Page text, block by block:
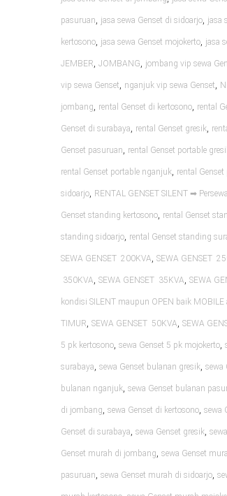
pasuruan, jasa sewa Genset di sidoarjo, jasa
kertosono, jasa sewa Genset mojokerto, jasa
JEMBER, JOMBANG, jombang vip sewa
vip sewa Genset, nganjuk vip sewa Genset,
jombang, rental Genset di kertosono, rental
Genset di surabaya, rental Genset gresik,
Genset pasuruan, rental Genset portable
rental Genset portable nganjuk, rental
sidoarjo, RENTAL GENSET SILENT ➡
Genset standing kertosono, rental Genset
standing sidoarjo, rental Genset standing
SEWA GENSET 200KVA, SEWA GENSET
350KVA, SEWA GENSET 35KVA, SEWA
kondisi SILENT maupun OPEN baik
TIMUR, SEWA GENSET 50KVA, SEWA
5 pk kertosono, sewa Genset 5 pk mojokerto,
surabaya, sewa Genset bulanan gresik, sewa
bulanan nganjuk, sewa Genset bulanan
di jombang, sewa Genset di kertosono, sewa
Genset di surabaya, sewa Genset gresik,
Genset murah di jombang, sewa Genset
pasuruan, sewa Genset murah di sidoarjo,